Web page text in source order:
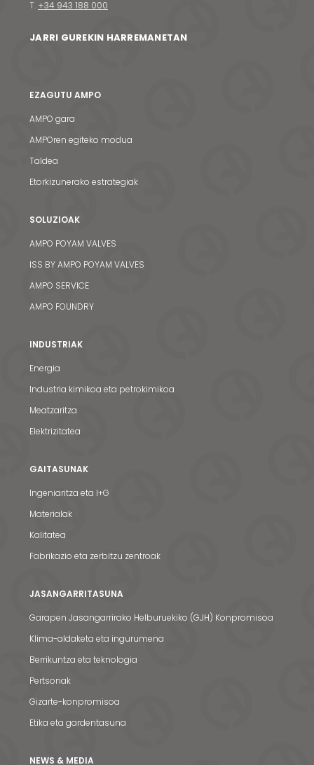
T. +34 943 188 000
JARRI GUREKIN HARREMANETAN
EZAGUTU AMPO
AMPO gara
AMPOren egiteko modua
Taldea
Etorkizunerako estrategiak
SOLUZIOAK
AMPO POYAM VALVES
ISS BY AMPO POYAM VALVES
AMPO SERVICE
AMPO FOUNDRY
INDUSTRIAK
Energia
Industria kimikoa eta petrokimikoa
Meatzaritza
Elektrizitatea
GAITASUNAK
Ingeniaritza eta I+G
Materialak
Kalitatea
Fabrikazio eta zerbitzu zentroak
JASANGARRITASUNA
Garapen Jasangarrirako Helburuekiko (GJH) Konpromisoa
Klima-aldaketa eta ingurumena
Berrikuntza eta teknologia
Pertsonak
Gizarte-konpromisoa
Etika eta gardentasuna
NEWS & MEDIA